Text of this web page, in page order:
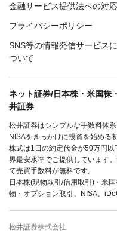
金融サービス提供法への対応
プライバシーポリシー
SNS等の情報発信サービスに
ついて
ネット証券/日本株・米国株
井証券
松井証券はシンプルな手数料体
NISAをきっかけに投資を始める
株式は1日の約定代金が50万円
界最安水準でご提供しています
て売買手数料が無料です。
日本株(現物取引/信用取引)・米
物・オプション取引、NISA、
松井証券株式会社